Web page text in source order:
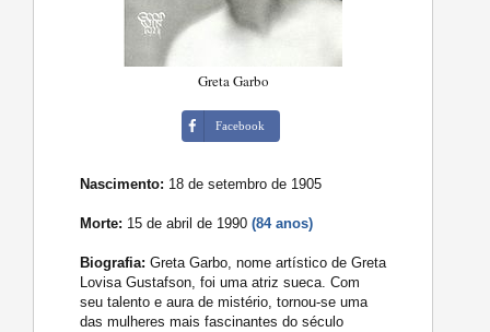
Greta Garbo
Facebook
Nascimento: 18 de setembro de 1905
Morte: 15 de abril de 1990(84 anos)
Biografia: Greta Garbo, nome artístico de Greta
Lovisa Gustafson, foi uma atriz sueca. Com
seu talento e aura de mistério, tornou-se uma
das mulheres mais fascinantes do século